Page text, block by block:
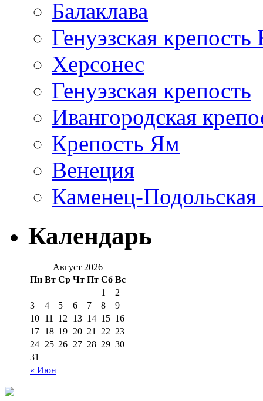
Балаклава
Генуэзская крепость
Херсонес
Генуэзская крепость
Ивангородская
Крепость Ям
Венеция
Каменец-Подольская
Календарь
Август 2026
Пн Вт Ср Чт Пт Сб Вс
« Июн
1
2
3
4 5 6 7 8
9
10 11 12 13 14 15 16
17 18 19 20 21 22 23
24 25 26 27 28 29 30
31